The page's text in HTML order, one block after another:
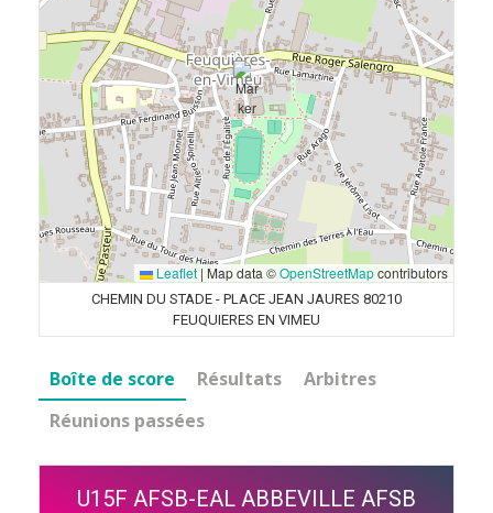
Leaflet | Map data ©OpenStreetMapcontributors
CHEMIN DU STADE - PLACE JEAN JAURES 80210
FEUQUIERES EN VIMEU
Boîte de score Résultats
Arbitres
Réunions passées
U15F AFSB-EAL ABBEVILLE AFSB